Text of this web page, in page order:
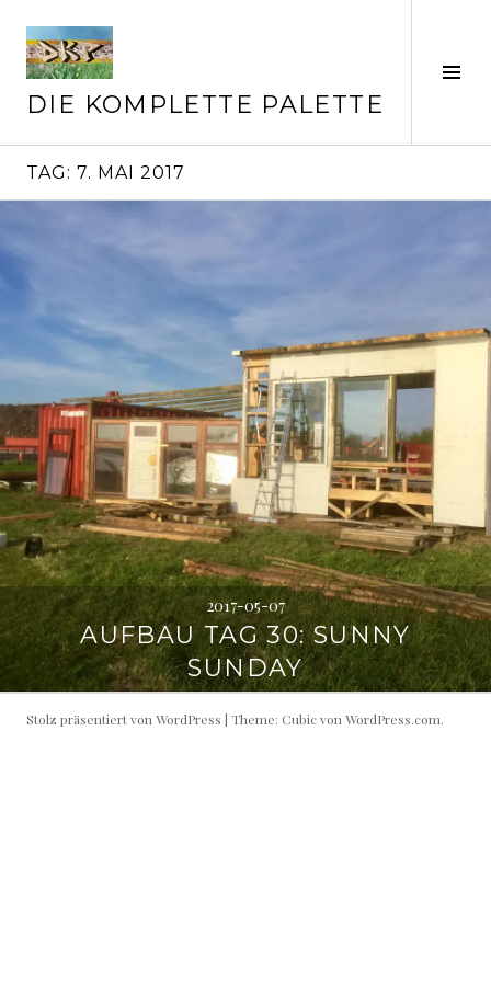
zum
Inhalt
DIE KOMPLETTE PALETTE
TAG: 7. MAI 2017
2017-05-07
AUFBAU TAG 30: SUNNY
SUNDAY
Stolz präsentiert von WordPress | Theme: Cubic von WordPress.com.